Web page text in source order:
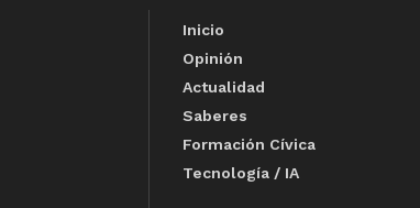
Inicio
Opinión
Actualidad
Saberes
Formación Cívica
Tecnología / IA